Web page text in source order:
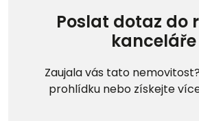
Poslat dotaz do
kanceláře
Zaujala vás tato
prohlídku nebo získejte